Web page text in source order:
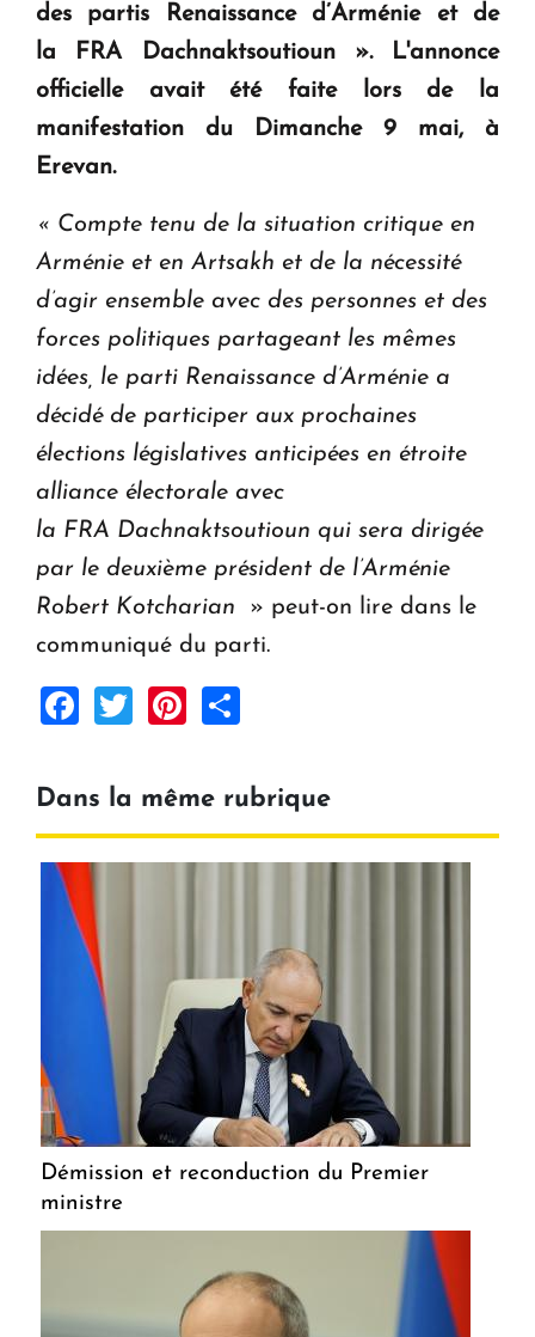
KASA : 30 ans d'audace, de résilience et d'avenir
en Arménie
ouvrira ses portes à Dilijan
des partis Renaissance d’Arménie et de
la FRA Dachnaktsoutioun ». L'annonce
officielle avait été faite lors de la
manifestation du Dimanche 9 mai, à
Erevan.
« Compte tenu de la situation critique en
Arménie et en Artsakh et de la nécessité
d’agir ensemble avec des personnes et des
forces politiques partageant les mêmes
idées, le parti Renaissance d’Arménie a
décidé de participer aux prochaines
élections législatives anticipées en étroite
alliance électorale avec
la FRA Dachnaktsoutioun qui sera dirigée
par le deuxième président de l’Arménie
Robert Kotcharian
» peut-on lire dans le
communiqué du parti.
Facebook
TwitterPinterest
Dans la même rubrique
Démission et reconduction du Premier
ministre